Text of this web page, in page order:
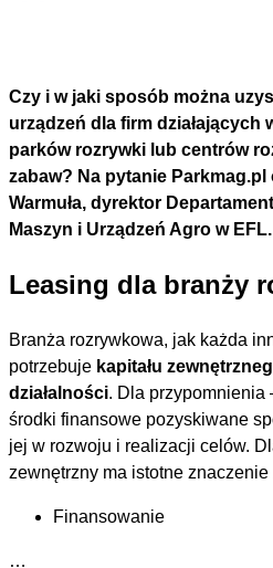
Czy i w jaki sposób można
urządzeń dla firm działających
parków rozrywki lub centrów
zabaw? Na pytanie
Warmuła, dyrektor
Maszyn i Urządzeń Agro w EFL.
Leasing dla branży
Branża rozrywkowa, jak każda
potrzebuje kapitału
działalności. Dla przypomnienia
środki finansowe pozyskiwane
jej w rozwoju i realizacji celów.
zewnętrzny ma istotne
Finansowanie
…